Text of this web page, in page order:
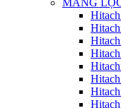
MÀNG